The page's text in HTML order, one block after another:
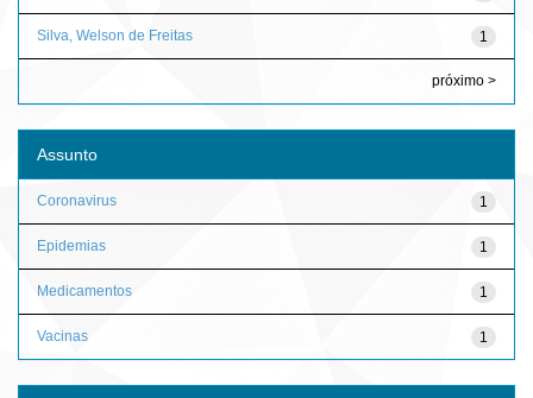
1
Silva, Welson de Freitas
próximo >
Assunto
1
Coronavirus
1
Epidemias
1
Medicamentos
1
Vacinas